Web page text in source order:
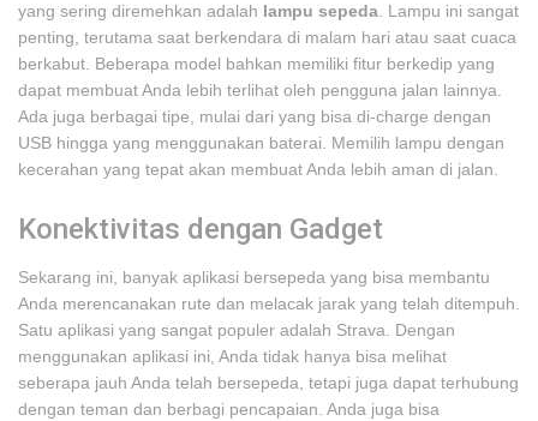
yang sering diremehkan adalah lampu sepeda . Lampu ini sangat
penting, terutama saat berkendara di malam hari atau saat cuaca
berkabut. Beberapa model bahkan memiliki fitur berkedip yang
dapat membuat Anda lebih terlihat oleh pengguna jalan lainnya.
Ada juga berbagai tipe, mulai dari yang bisa di-charge dengan
USB hingga yang menggunakan baterai. Memilih lampu dengan
kecerahan yang tepat akan membuat Anda lebih aman di jalan.
Konektivitas dengan Gadget
Sekarang ini, banyak aplikasi bersepeda yang bisa membantu
Anda merencanakan rute dan melacak jarak yang telah ditempuh.
Satu aplikasi yang sangat populer adalah Strava. Dengan
menggunakan aplikasi ini, Anda tidak hanya bisa melihat
seberapa jauh Anda telah bersepeda, tetapi juga dapat terhubung
dengan teman dan berbagi pencapaian. Anda juga bisa